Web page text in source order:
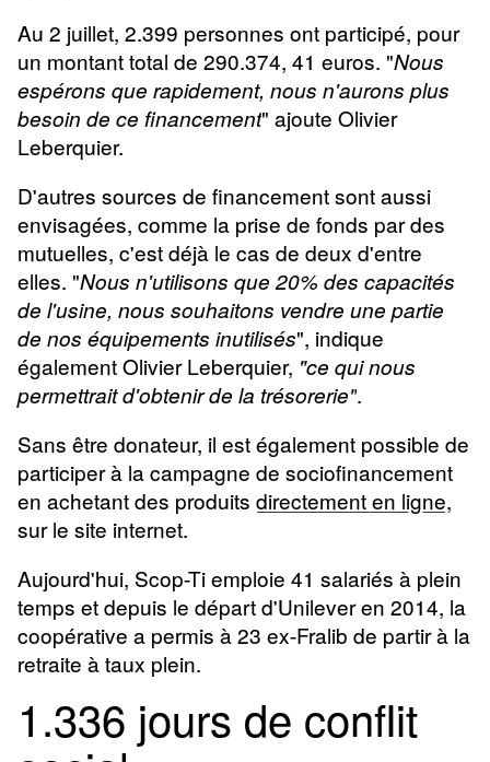
Au 2 juillet, 2.399 personnes ont participé, pour
un montant total de 290.374, 41 euros. "Nous
espérons que rapidement, nous n'aurons plus
besoin de ce financement" ajoute Olivier
Leberquier.
D'autres sources de financement sont aussi
envisagées, comme la prise de fonds par des
mutuelles, c'est déjà le cas de deux d'entre
elles. "Nous n'utilisons que 20% des capacités
de l'usine, nous souhaitons vendre une partie
de nos équipements inutilisés", indique
également Olivier Leberquier, "ce qui nous
permettrait d'obtenir de la trésorerie".
Sans être donateur, il est également possible de
participer à la campagne de sociofinancement
en achetant des produits directement en ligne,
sur le site internet.
Aujourd'hui, Scop-Ti emploie 41 salariés à plein
temps et depuis le départ d'Unilever en 2014, la
coopérative a permis à 23 ex-Fralib de partir à la
retraite à taux plein.
1.336 jours de conflit